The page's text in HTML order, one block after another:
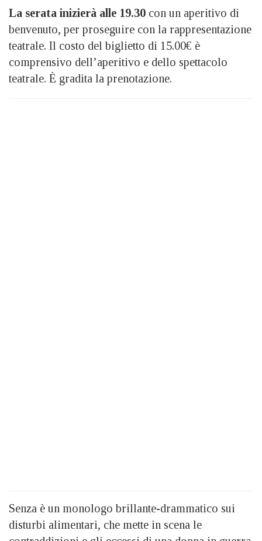
La serata inizierà alle 19.30 con un aperitivo di
benvenuto, per proseguire con la rappresentazione
teatrale. Il costo del biglietto di 15.00€ è
comprensivo dell’aperitivo e dello spettacolo
teatrale. È gradita la prenotazione.
Senza è un monologo brillante-drammatico sui
disturbi alimentari, che mette in scena le